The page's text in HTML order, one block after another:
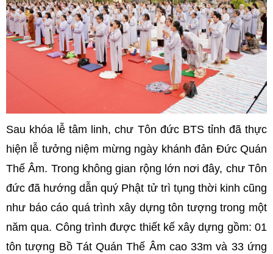
Sau khóa lễ tâm linh, chư Tôn đức BTS tỉnh đã thực
hiện lễ tưởng niệm mừng ngày khánh đản Đức Quán
Thế Âm. Trong không gian rộng lớn nơi đây, chư Tôn
đức đã hướng dẫn quý Phật tử trì tụng thời kinh cũng
như báo cáo quá trình xây dựng tôn tượng trong một
năm qua. Công trình được thiết kế xây dựng gồm: 01
tôn tượng Bồ Tát Quán Thế Âm cao 33m và 33 ứng